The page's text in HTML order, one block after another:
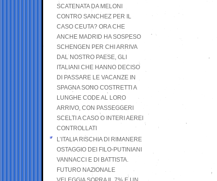
SCATENATA DA MELONI
CONTRO SANCHEZ PER IL
CASO CEUTA? ORA CHE
ANCHE MADRID HA SOSPESO
SCHENGEN PER CHI ARRIVA
DAL NOSTRO PAESE, GLI
ITALIANI CHE HANNO DECISO
DI PASSARE LE VACANZE IN
SPAGNA SONO COSTRETTI A
LUNGHE CODE AL LORO
ARRIVO, CON PASSEGGERI
SCELTI A CASO O INTERI AEREI
CONTROLLATI
L’ITALIA RISCHIA DI RIMANERE
OSTAGGIO DEI FILO-PUTINIANI
VANNACCI E DI BATTISTA.
FUTURO NAZIONALE